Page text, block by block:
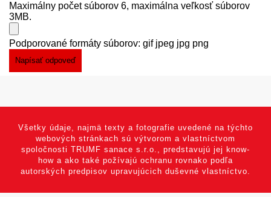
Maximálny počet súborov 6, maximálna veľkosť súborov
3MB.
Podporované formáty súborov: gif jpeg jpg png
Všetky údaje, najmä texty a fotografie uvedené na týchto
webových stránkach sú výtvorom a vlastníctvom
spoločnosti TRUMF sanace s.r.o., predstavujú jej know-
how a ako také požívajú ochranu rovnako podľa
autorských predpisov upravujúcich duševné vlastníctvo.